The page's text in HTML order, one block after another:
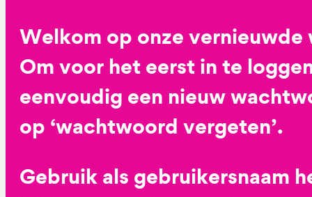
Welkom op onze vernieuwde
Om voor het eerst in te
eenvoudig een nieuw
op ‘wachtwoord vergeten’.
Gebruik als gebruikersnaam